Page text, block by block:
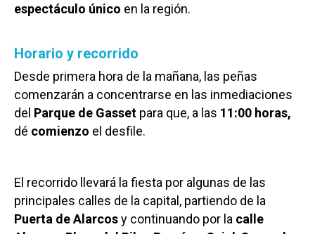
espectáculo único en la región.
Horario y recorrido
Desde primera hora de la mañana, las peñas
comenzarán a concentrarse en las inmediaciones
del Parque de Gasset para que, a las 11:00 horas,
dé comienzo el desfile.
El recorrido llevará la fiesta por algunas de las
principales calles de la capital, partiendo de la
Puerta de Alarcosy continuando por la calle